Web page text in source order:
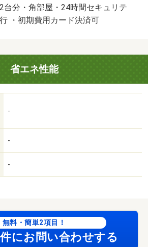
補修費 77000円/入町費 2000円
台分・角部屋・24時間セキュリテ
・初期費用カード決済可
省エネ性能
-
-
-
無料・簡単2項目！
にお問い合わせする